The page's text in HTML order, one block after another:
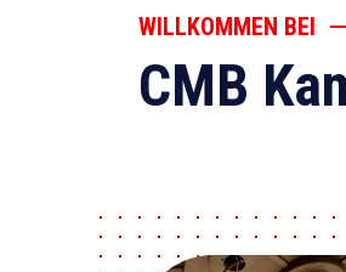
WILLKOMMEN BEI
CMB